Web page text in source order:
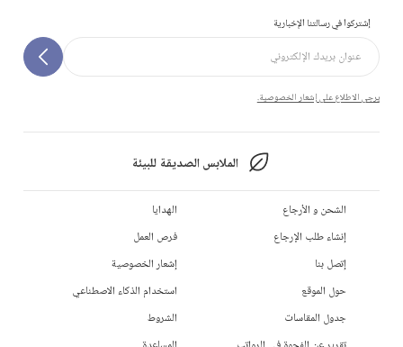
إشتركوا في رسالتنا الإخبارية
يرجى الاطلاع على إشعار الخصوصية.
الملابس الصديقة للبيئة
الشحن و الأرجاع
إنشاء طلب الإرجاع
إتصل بنا
حول الموقع
جدول المقاسات
الهدايا
فرص العمل
إشعار الخصوصية
استخدام الذكاء الاصطناعي
الشروط